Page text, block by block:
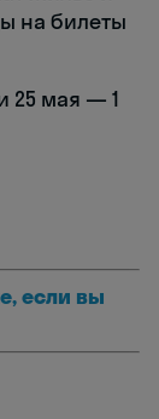
на билеты
25 мая — 1
если вы